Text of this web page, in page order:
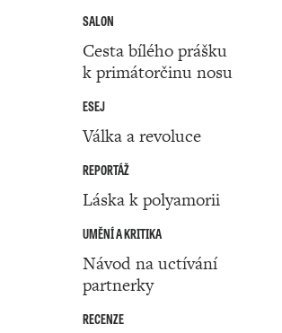
SALON
Cesta bílého prášku
k primátorčinu nosu
ESEJ
Válka a revoluce
REPORTÁŽ
Láska k polyamorii
UMĚNÍ A KRITIKA
Návod na uctívání
partnerky
RECENZE